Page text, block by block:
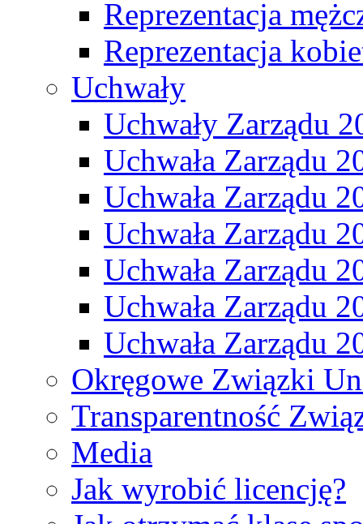
Reprezentacja
Reprezentacja
Uchwały
Uchwały Zarządu
Uchwała Zarządu
Uchwała Zarządu
Uchwała Zarządu
Uchwała Zarządu
Uchwała Zarządu
Uchwała Zarządu
Okręgowe Związki
Transparentność
Media
Jak wyrobić licencję?